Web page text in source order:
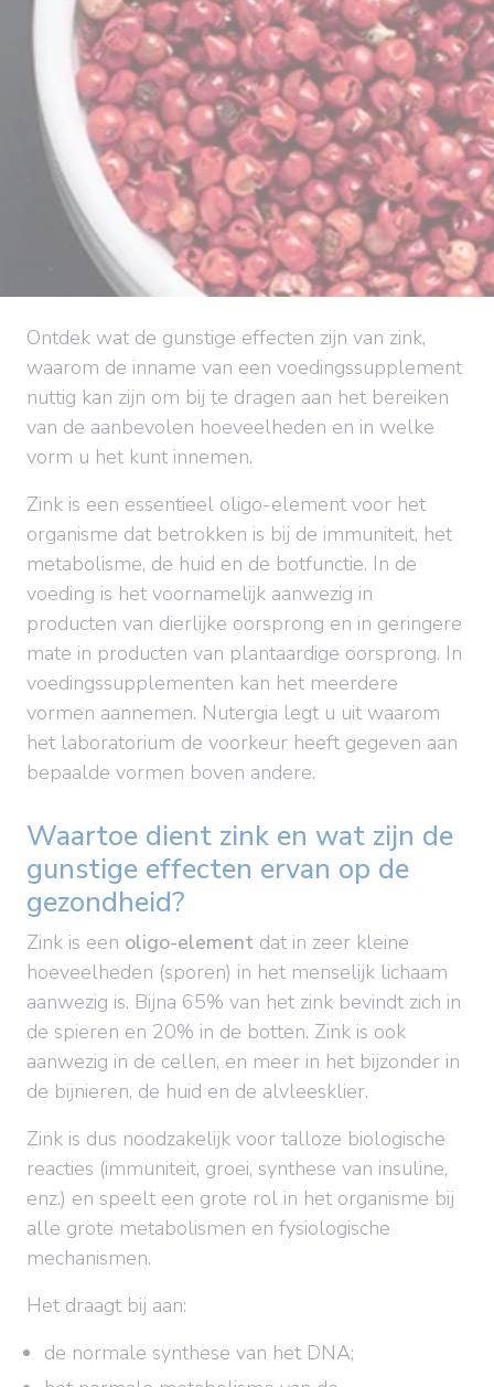
Ontdek wat de gunstige effecten zijn van zink,
waarom de inname van een voedingssupplement
nuttig kan zijn om bij te dragen aan het bereiken
van de aanbevolen hoeveelheden en in welke
vorm u het kunt innemen.
Zink is een essentieel oligo-element voor het
organisme dat betrokken is bij de immuniteit, het
metabolisme, de huid en de botfunctie. In de
voeding is het voornamelijk aanwezig in
producten van dierlijke oorsprong en in geringere
mate in producten van plantaardige oorsprong. In
voedingssupplementen kan het meerdere
vormen aannemen. Nutergia legt u uit waarom
het laboratorium de voorkeur heeft gegeven aan
bepaalde vormen boven andere.
Waartoe dient zink en wat zijn de
gunstige effecten ervan op de
gezondheid?
Zink is een oligo-element dat in zeer kleine
hoeveelheden (sporen) in het menselijk lichaam
aanwezig is. Bijna 65% van het zink bevindt zich in
de spieren en 20% in de botten. Zink is ook
aanwezig in de cellen, en meer in het bijzonder in
de bijnieren, de huid en de alvleesklier.
Zink is dus noodzakelijk voor talloze biologische
reacties (immuniteit, groei, synthese van insuline,
enz.) en speelt een grote rol in het organisme bij
alle grote metabolismen en fysiologische
mechanismen.
Het draagt bij aan:
de normale synthese van het DNA;